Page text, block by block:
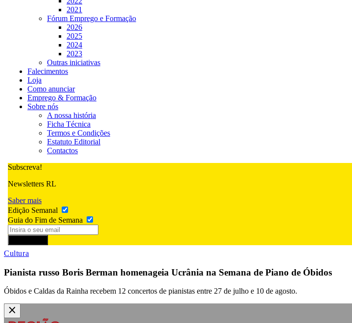
2021
Fórum Emprego e Formação
2026
2025
2024
2023
Outras iniciativas
Falecimentos
Loja
Como anunciar
Emprego & Formação
Sobre nós
A nossa história
Ficha Técnica
Termos e Condições
Estatuto Editorial
Contactos
Subscreva!
Newsletters RL
Saber mais
Edição Semanal
Guia do Fim de Semana
Cultura
Pianista russo Boris Berman homenageia Ucrânia na Semana de Piano de Óbidos
Óbidos e Caldas da Rainha recebem 12 concertos de pianistas entre 27 de julho e 10 de agosto.